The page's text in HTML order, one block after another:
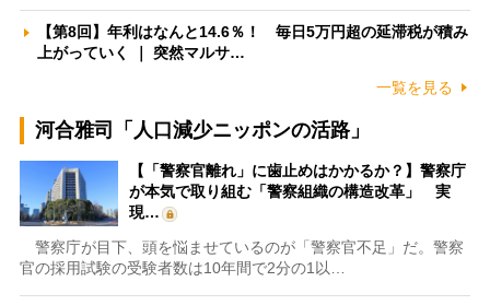
【第8回】年利はなんと14.6％！ 毎日5万円超の延滞税が積み
上がっていく ｜ 突然マルサ…
一覧を見る
河合雅司「人口減少ニッポンの活路」
【「警察官離れ」に歯止めはかかるか？】警察庁
が本気で取り組む「警察組織の構造改革」 実
現…
警察庁が目下、頭を悩ませているのが「警察官不足」だ。警察
官の採用試験の受験者数は10年間で2分の1以…